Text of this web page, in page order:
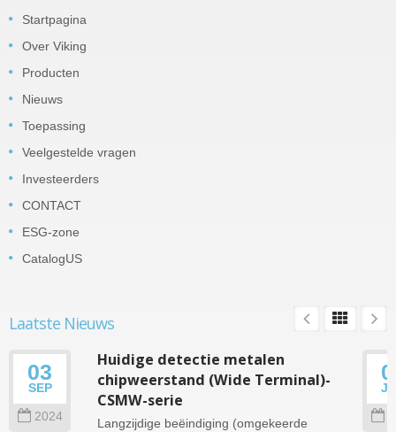
Startpagina
Over Viking
Producten
Nieuws
Toepassing
Veelgestelde vragen
Investeerders
CONTACT
ESG-zone
CatalogUS
Laatste Nieuws
03
SEP
2024
Huidige detectie metalen
chipweerstand (Wide Terminal)-
CSMW-serie
Langzijdige beëindiging (omgekeerde